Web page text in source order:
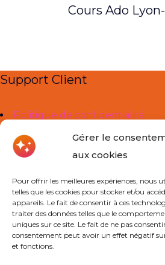
Gérer le
aux cookies
Pour offrir les meilleures expériences, nous
telles que les cookies pour stocker et/ou
appareils. Le fait de consentir à ces
traiter des données telles que le
uniques sur ce site. Le fait de ne pas
consentement peut avoir un effet négatif
et fonctions.
Cours Ado
Support Client
Politique de confidentialité
Mentions légales
À propos de nous
Cours Particuliers
Actualités